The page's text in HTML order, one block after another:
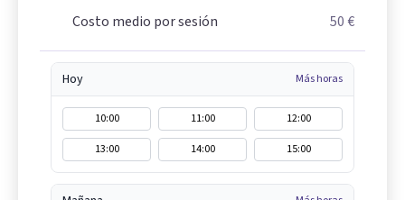
Costo medio por sesión
50 €
Hoy Más horas
10:00 11:00
12:00
13:00
14:00 15:00